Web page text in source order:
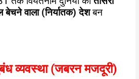
वाला (निर्यातक) देशबन
व्यवस्था (जबरन मजदूरी)